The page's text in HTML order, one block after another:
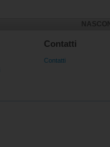
Contatti
Contatti